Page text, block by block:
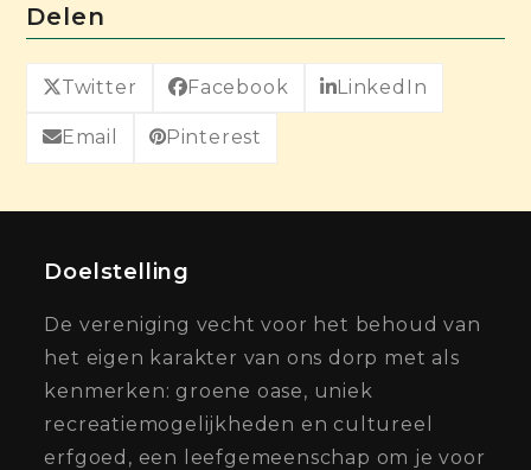
Delen
Twitter Facebook LinkedIn
Email Pinterest
Doelstelling
De vereniging vecht voor het behoud van
het eigen karakter van ons dorp met als
kenmerken: groene oase, uniek
recreatiemogelijkheden en cultureel
erfgoed, een leefgemeenschap om je voor